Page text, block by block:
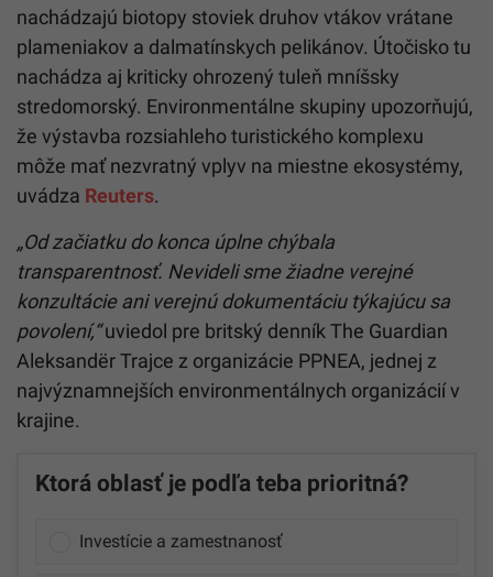
nachádzajú biotopy stoviek druhov vtákov vrátane
plameniakov a dalmatínskych pelikánov. Útočisko tu
nachádza aj kriticky ohrozený tuleň mníšsky
stredomorský. Environmentálne skupiny upozorňujú,
že výstavba rozsiahleho turistického komplexu
môže mať nezvratný vplyv na miestne ekosystémy,
uvádza Reuters.
„Od začiatku do konca úplne chýbala
transparentnosť. Nevideli sme žiadne verejné
konzultácie ani verejnú dokumentáciu týkajúcu sa
povolení,“uviedol pre britský denník The Guardian
Aleksandër Trajce z organizácie PPNEA, jednej z
najvýznamnejších environmentálnych organizácií v
krajine.
Ktorá oblasť je podľa teba prioritná?
Investície a zamestnanosť